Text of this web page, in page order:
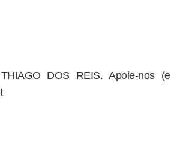
DOS REIS. Apoie-nos (e